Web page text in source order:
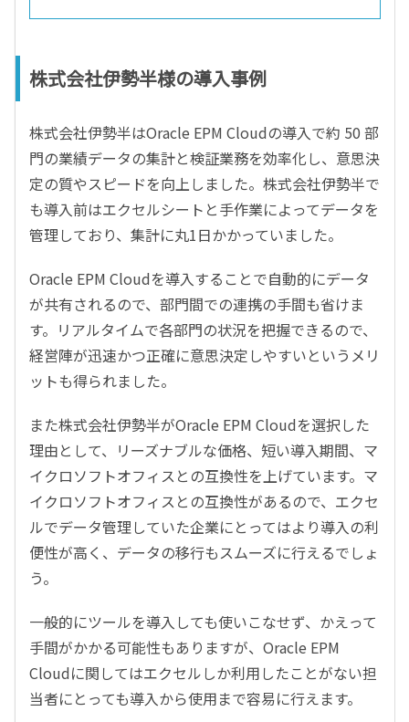
株式会社伊勢半様の導入事例
株式会社伊勢半はOracle EPM Cloudの導入で約 50 部
門の業績データの集計と検証業務を効率化し、意思決
定の質やスピードを向上しました。株式会社伊勢半で
も導入前はエクセルシートと手作業によってデータを
管理しており、集計に丸1日かかっていました。
Oracle EPM Cloudを導入することで自動的にデータ
が共有されるので、部門間での連携の手間も省けま
す。リアルタイムで各部門の状況を把握できるので、
経営陣が迅速かつ正確に意思決定しやすいというメリ
ットも得られました。
また株式会社伊勢半がOracle EPM Cloudを選択した
理由として、リーズナブルな価格、短い導入期間、マ
イクロソフトオフィスとの互換性を上げています。マ
イクロソフトオフィスとの互換性があるので、エクセ
ルでデータ管理していた企業にとってはより導入の利
便性が高く、データの移行もスムーズに行えるでしょ
う。
一般的にツールを導入しても使いこなせず、かえって
手間がかかる可能性もありますが、Oracle EPM
Cloudに関してはエクセルしか利用したことがない担
当者にとっても導入から使用まで容易に行えます。